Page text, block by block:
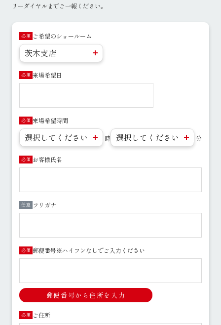
リーダイヤルまでご一報ください。
必須 ご希望のショールーム
必須 来場希望日
必須 来場希望時間
時 分
必須 お客様氏名
任意 フリガナ
必須 郵便番号※ハイフンなしでご入力ください
郵便番号から住所を入力
必須 ご住所